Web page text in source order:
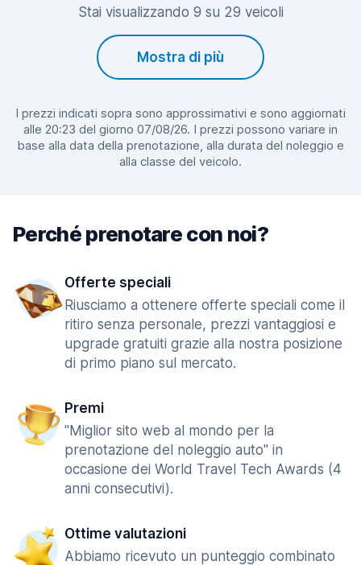
Stai visualizzando 9 su 29 veicoli
Mostra di più
I prezzi indicati sopra sono approssimativi e sono aggiornati
alle 20:23 del giorno 07/08/26. I prezzi possono variare in
base alla data della prenotazione, alla durata del noleggio e
alla classe del veicolo.
Perché prenotare con noi?
Offerte speciali
Riusciamo a ottenere offerte speciali come il
ritiro senza personale, prezzi vantaggiosi e
upgrade gratuiti grazie alla nostra posizione
di primo piano sul mercato.
Premi
"Miglior sito web al mondo per la
prenotazione del noleggio auto" in
occasione dei World Travel Tech Awards (4
anni consecutivi).
Ottime valutazioni
Abbiamo ricevuto un punteggio combinato